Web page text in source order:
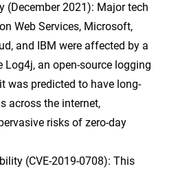
(December 2021): Major tech
Web Services, Microsoft,
and IBM were affected by a
an open-source logging
was predicted to have long-
across the internet,
risks of zero-day
(CVE-2019-0708): This